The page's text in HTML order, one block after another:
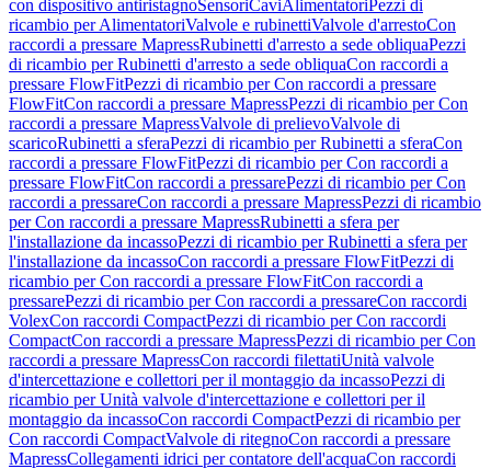
con dispositivo antiristagnoSensoriCaviAlimentatori Pezzi di
ricambio per AlimentatoriValvole e rubinettiValvole d'arrestoCon
raccordi a pressare MapressRubinetti d'arresto a sede obliquaPezzi
di ricambio per Rubinetti d'arresto a sede obliquaCon raccordi a
pressare FlowFitPezzi di ricambio per Con raccordi a pressare
FlowFitCon raccordi a pressare MapressPezzi di ricambio per Con
raccordi a pressare MapressValvole di prelievoValvole di
scaricoRubinetti a sferaPezzi di ricambio per Rubinetti a sferaCon
raccordi a pressare FlowFitPezzi di ricambio per Con raccordi a
pressare FlowFitCon raccordi a pressarePezzi di ricambio per Con
raccordi a pressareCon raccordi a pressare MapressPezzi di ricambio
per Con raccordi a pressare MapressRubinetti a sfera per
l'installazione da incassoPezzi di ricambio per Rubinetti a sfera per
l'installazione da incassoCon raccordi a pressare FlowFitPezzi di
ricambio per Con raccordi a pressare FlowFitCon raccordi a
pressarePezzi di ricambio per Con raccordi a pressareCon raccordi
VolexCon raccordi CompactPezzi di ricambio per Con raccordi
CompactCon raccordi a pressare MapressPezzi di ricambio per Con
raccordi a pressare MapressCon raccordi filettatiUnità valvole
d'intercettazione e collettori per il montaggio da incassoPezzi di
ricambio per Unità valvole d'intercettazione e collettori per il
montaggio da incassoCon raccordi CompactPezzi di ricambio per
Con raccordi CompactValvole di ritegnoCon raccordi a pressare
MapressCollegamenti idrici per contatore dell'acquaCon raccordi